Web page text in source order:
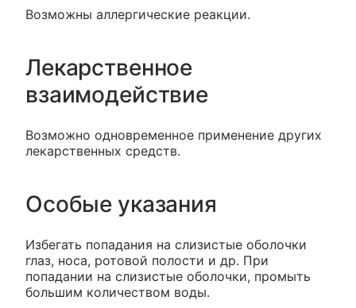
Возможны аллергические реакции.
Лекарственное
взаимодействие
Возможно одновременное применение других
лекарственных средств.
Особые указания
Избегать попадания на слизистые оболочки
глаз, носа, ротовой полости и др. При
попадании на слизистые оболочки, промыть
большим количеством воды.